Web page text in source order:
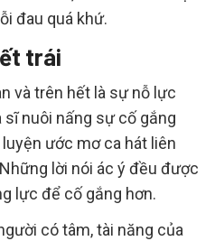
đau quá khứ.
trái
và trên hết là sự nỗ lực
nuôi nấng sự cố gắng
ước mơ ca hát liên
lời nói ác ý đều được
lực để cố gắng hơn.
có tâm, tài năng của